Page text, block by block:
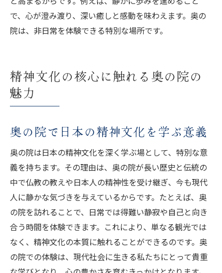
で、心が澄み渡り、深い癒しと感動を味わえます。奥の
院は、非日常を体験できる特別な場所です。
精神文化の核心に触れる奥の院の
魅力
奥の院で日本の精神文化を学ぶ意義
奥の院は日本の精神文化を深く学ぶ場として、特別な意
義を持ちます。その理由は、奥の院が長い歴史と伝統の
中で仏教の教えや日本人の精神性を受け継ぎ、今も現代
人に静かな気づきを与えているからです。たとえば、奥
の院を訪れることで、日常では得難い静寂や自己と向き
合う時間を体験できます。これにより、単なる観光では
なく、精神文化の本質に触れることができるのです。奥
の院での体験は、現代社会に生きる私たちにとって貴重